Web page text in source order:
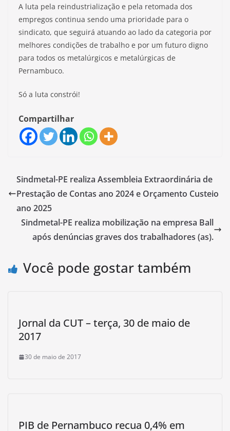
A luta pela reindustrialização e pela retomada dos
empregos continua sendo uma prioridade para o
sindicato, que seguirá atuando ao lado da categoria por
melhores condições de trabalho e por um futuro digno
para todos os metalúrgicos e metalúrgicas de
Pernambuco.
Só a luta constrói!
Compartilhar
Sindmetal-PE realiza Assembleia Extraordinária de
Prestação de Contas ano 2024 e Orçamento Custeio
ano 2025
Sindmetal-PE realiza mobilização na empresa Ball
após denúncias graves dos trabalhadores (as).
Você pode gostar também
Jornal da CUT – terça, 30 de maio de
2017
30 de maio de 2017
PIB de Pernambuco recua 0,4% em